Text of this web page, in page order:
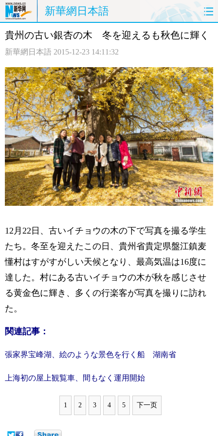
新華網日本語
ホームページ 政治 経済
観光 評論 写真
中日対訳
貴州の古い銀杏の木 冬を迎えるも秋色に輝く
新華網日本語 2015-12-23 14:11:32
12月22日、古いイチョウの木の下で写真を撮る学生
たち。冬至を迎えたこの日、貴州省貴定県盤江鎮麦
懂村はすがすがしい天候となり、最高気温は16度に
達した。村にある古いイチョウの木が秋を感じさせ
る黄金色に輝き、多くの行楽客が写真を撮りに訪れ
た。
関連記事：
張家界宝峰湖、絵のような景色を行く船 湖南省
上海初の屋上観覧車、間もなく運用開始
1 2 3 4 5 下一页